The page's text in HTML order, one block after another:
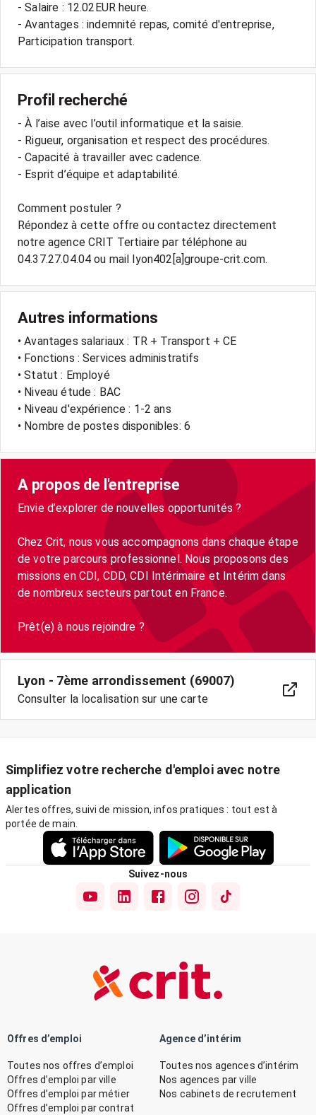
- Salaire : 12.02EUR heure.
- Avantages : indemnité repas, comité d'entreprise,
Profil recherché
- À l’aise avec l’outil informatique et la saisie.
- Rigueur, organisation et respect des procédures.
- Capacité à travailler avec cadence.
- Esprit d’équipe et adaptabilité.
Comment postuler ?
Répondez à cette offre ou contactez directement
notre agence CRIT Tertiaire par téléphone au
04.37.27.04.04 ou mail lyon402[a]groupe-crit.com.
Autres informations
• Avantages salariaux : TR + Transport + CE
• Fonctions : Services administratifs
• Statut : Employé
• Niveau étude : BAC
• Niveau d'expérience : 1-2 ans
• Nombre de postes disponibles: 6
A propos de l'entreprise
Envie d’explorer de nouvelles opportunités ?
Chez Crit, nous vous accompagnons dans chaque étape
de votre parcours professionnel. Nous proposons des
missions en CDI, CDD, CDI Intérimaire et Intérim dans
de nombreux secteurs partout en France.
Lyon - 7ème arrondissement (69007)
Consulter la localisation sur une carte
Simplifiez votre recherche d'emploi avec notre
application
Alertes offres, suivi de mission, infos pratiques : tout est à
portée de main.
Suivez-nous
Offres d’emploi
Toutes nos offres d’emploi
Offres d’emploi par ville
Offres d’emploi par métier
Offres d’emploi par contrat
Agence d’intérim
Toutes nos agences d’intérim
Nos agences par ville
Nos cabinets de recrutement